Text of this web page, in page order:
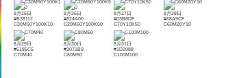
8月25日
#B38112
C30M50Y100K10
8月26日
#824A00
C20M60Y100K50
8月27日
#03B8DF
C70Y10K50
8月28日
#68A9CF
C60M20Y10
8月29日
#5185C5
C70M40
8月30日
#3071B9
C80M50
8月31日
#1D2088
C100M100